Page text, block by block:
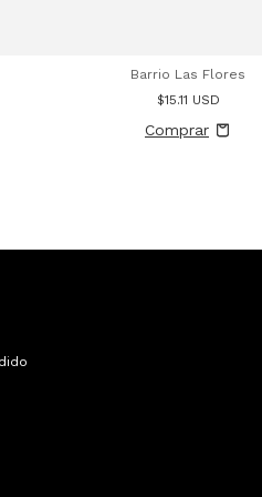
Barrio Las Flores
$15.11 USD